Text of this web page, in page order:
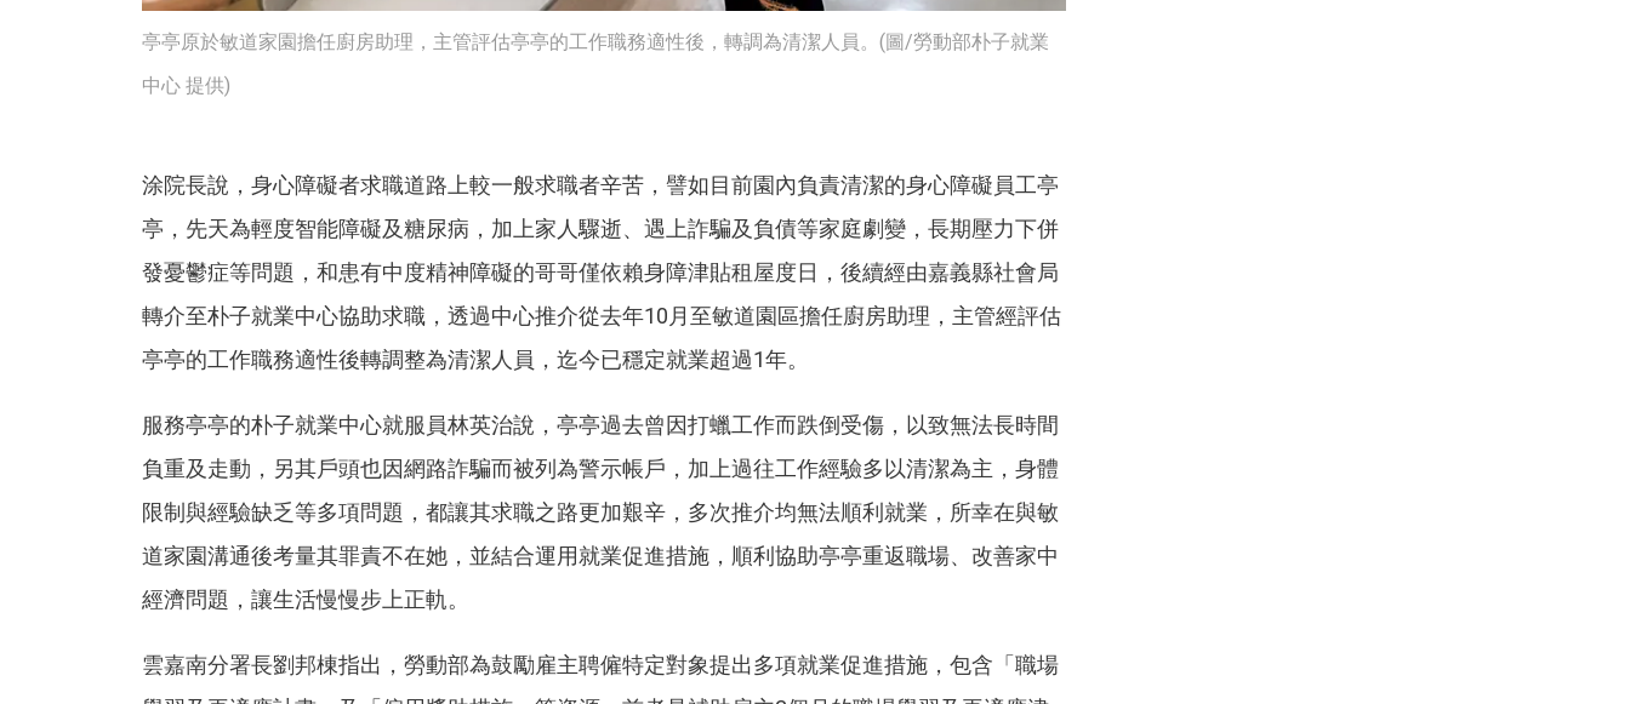
亭亭原於敏道家園擔任廚房助理，主管評估亭亭的工作職務適性後，轉調為清潔人員。(圖/勞動部朴子就業
中心 提供)
涂院長說，身心障礙者求職道路上較一般求職者辛苦，譬如目前園內負責清潔的身心障礙員工亭
亭，先天為輕度智能障礙及糖尿病，加上家人驟逝、遇上詐騙及負債等家庭劇變，長期壓力下併
發憂鬱症等問題，和患有中度精神障礙的哥哥僅依賴身障津貼租屋度日，後續經由嘉義縣社會局
轉介至朴子就業中心協助求職，透過中心推介從去年10月至敏道園區擔任廚房助理，主管經評估
亭亭的工作職務適性後轉調整為清潔人員，迄今已穩定就業超過1年。
服務亭亭的朴子就業中心就服員林英治說，亭亭過去曾因打蠟工作而跌倒受傷，以致無法長時間
負重及走動，另其戶頭也因網路詐騙而被列為警示帳戶，加上過往工作經驗多以清潔為主，身體
限制與經驗缺乏等多項問題，都讓其求職之路更加艱辛，多次推介均無法順利就業，所幸在與敏
道家園溝通後考量其罪責不在她，並結合運用就業促進措施，順利協助亭亭重返職場、改善家中
經濟問題，讓生活慢慢步上正軌。
雲嘉南分署長劉邦棟指出，勞動部為鼓勵雇主聘僱特定對象提出多項就業促進措施，包含「職場